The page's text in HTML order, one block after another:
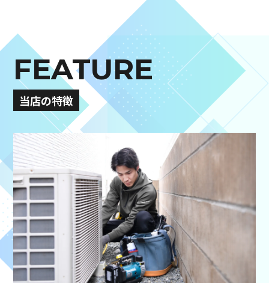
FEATURE
当店の特徴